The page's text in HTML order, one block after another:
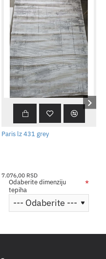
Paris lz 431 grey
7.076,00 RSD
Odaberite dimenziju
tepiha